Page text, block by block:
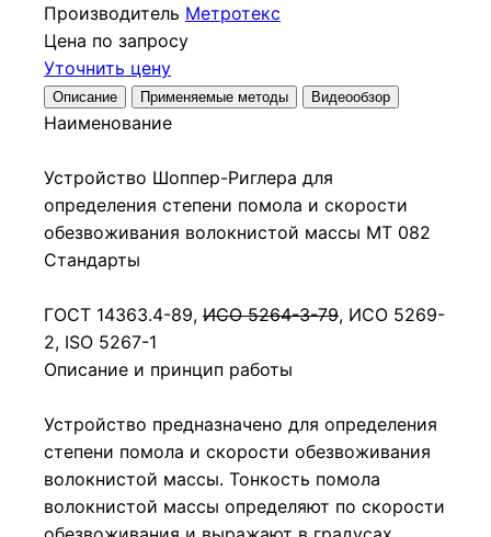
Производитель Метротекс
Цена по запросу
Уточнить цену
Описание Применяемые методы Видеообзор
Наименование
Устройство Шоппер-Риглера для
определения степени помола и скорости
обезвоживания волокнистой массы МТ 082
Стандарты
ГОСТ 14363.4-89, ИСО 5264-3-79, ИСО 5269-
2, ISO 5267-1
Описание и принцип работы
Устройство предназначено для определения
степени помола и скорости обезвоживания
волокнистой массы. Тонкость помола
волокнистой массы определяют по скорости